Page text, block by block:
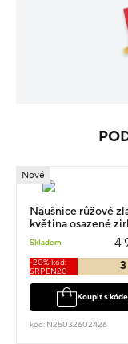
Nové
Náušnice růžové
květina osazené
Skladem 4
-20% kód:
SRPEN20
3
Koupit s
kód: N25032602426